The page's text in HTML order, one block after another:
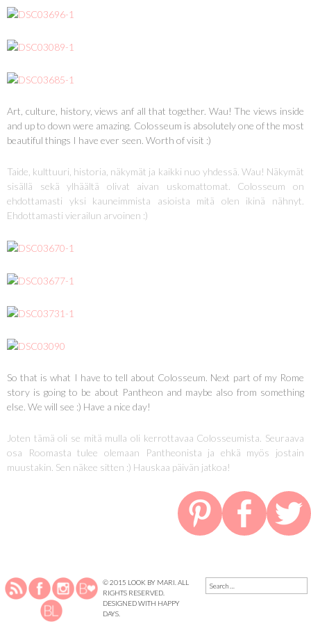
Art, culture, history, views anf all that together. Wau! The views inside
and up to down were amazing. Colosseum is absolutely one of the most
beautiful things I have ever seen. Worth of visit :)
Taide, kulttuuri, historia, näkymät ja kaikki nuo yhdessä. Wau! Näkymät
sisällä sekä ylhäältä olivat aivan uskomattomat. Colosseum on
ehdottamasti yksi kauneimmista asioista mitä olen ikinä nähnyt.
Ehdottamasti vierailun arvoinen :)
So that is what I have to tell about Colosseum. Next part of my Rome
story is going to be about Pantheon and maybe also from something
else. We will see :) Have a nice day!
Joten tämä oli se mitä mulla oli kerrottavaa Colosseumista. Seuraava
osa Roomasta tulee olemaan Pantheonista ja ehkä myös jostain
muustakin. Sen näkee sitten :) Hauskaa päivän jatkoa!
© 2015 LOOK BY MARI. ALL
RIGHTS RESERVED.
DESIGNED WITH HAPPY
DAYS.
SEARCH
FOR: